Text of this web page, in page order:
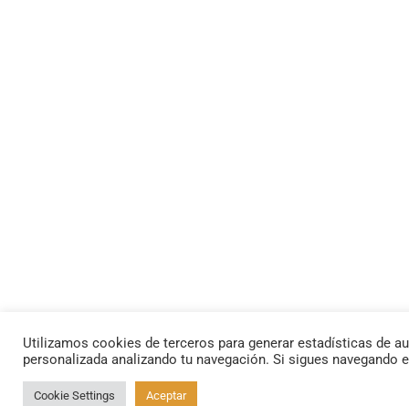
Utilizamos cookies de terceros para generar estadísticas de
personalizada analizando tu navegación. Si sigues navegando
Cookie Settings Aceptar